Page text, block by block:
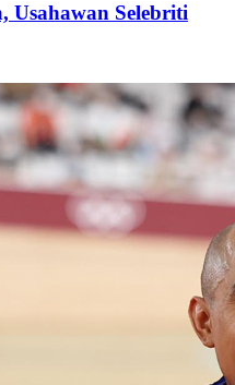
Usahawan Selebriti